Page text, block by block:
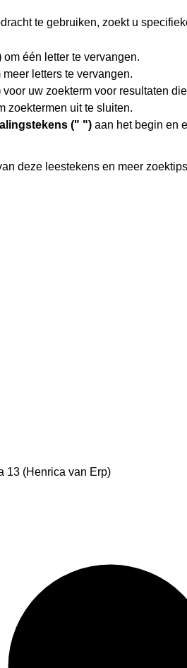
te gebruiken, zoekt u
om één letter te vervangen.
meer letters te vervangen.
voor uw zoekterm voor resultaten
zoektermen uit te sluiten.
(" ") aan het begin en
deze leestekens en meer
13 (Henrica van Erp)